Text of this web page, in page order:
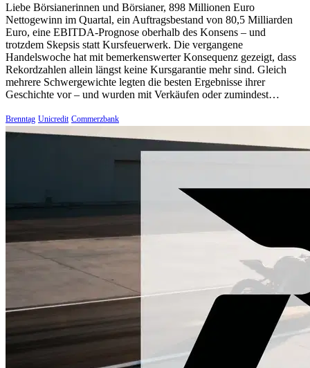
Liebe Börsianerinnen und Börsianer, 898 Millionen Euro
Nettogewinn im Quartal, ein Auftragsbestand von 80,5 Milliarden
Euro, eine EBITDA-Prognose oberhalb des Konsens – und
trotzdem Skepsis statt Kursfeuerwerk. Die vergangene
Handelswoche hat mit bemerkenswerter Konsequenz gezeigt, dass
Rekordzahlen allein längst keine Kursgarantie mehr sind. Gleich
mehrere Schwergewichte legten die besten Ergebnisse ihrer
Geschichte vor – und wurden mit Verkäufen oder zumindest…
Brenntag Unicredit Commerzbank